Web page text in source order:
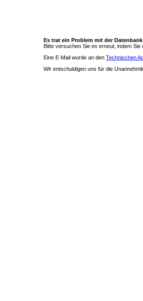
Es trat ein Problem mit der
Bitte versuchen Sie es erneut, indem Sie
Eine E-Mail wurde an den Technischen
Wir entschuldigen uns für die